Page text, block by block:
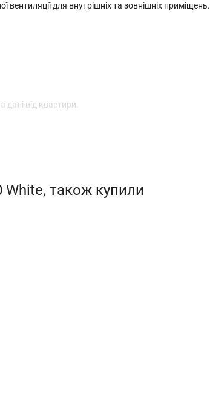
для внутрішніх та зовнішніх приміщень.
далі від квартири.
жалюзі спрямовує повітря “вниз”, завдяки чому
ефекту.
White, також купили